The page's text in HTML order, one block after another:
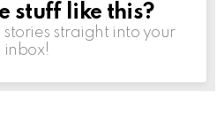
stuff like this?
straight into your
inbox!